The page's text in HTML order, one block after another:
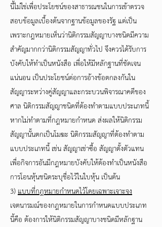
นี้ไม่ใช่เพื่อประโยชน์ของสาธารณชนในการเข้าตรวจ
สอบข้อมูลเบื้องต้นจากฐานข้อมูลของรัฐ แต่เป็น
เพราะกฎหมายเห็นว่านิติกรรมสัญญาบางชนิดมีความ
สำคัญมากกว่านิติกรรมสัญญาทั่วไป จึงควรได้รับการ
บังคับให้ทำเป็นหนังสือ เพื่อให้มีหลักฐานที่ชัดเจน
แน่นอน เป็นประโยชน์ต่อการอ้างข้อตกลงกันใน
สัญญาระหว่างคู่สัญญาและกระบวนพิจารณาคดีของ
ศาล นิติกรรมสัญญาชนิดที่ต้องทำตามแบบประเภทนี้
หากไม่ทำตามที่กฎหมายกำหนด ส่งผลให้นิติกรรม
สัญญานั้นตกเป็นโมฆะ นิติกรรมสัญญาที่ต้องทำตาม
แบบประเภทนี้ เช่น สัญญาเช่าซื้อ สัญญาตั้งตัวแทน
เพื่อกิจการอันมีกฎหมายบังคับให้ต้องทำเป็นหนังสือ
การโอนหุ้นชนิดระบุชื่อไว้ในใบหุ้น เป็นต้น
3)แบบที่กฎหมายกำหนดไว้โดยเฉพาะเจาะจง
เจตนารมณ์ของกฎหมายในการกำหนดแบบประเภท
นี้คือ ต้องการให้นิติกรรมสัญญาบางชนิดมีหลักฐาน